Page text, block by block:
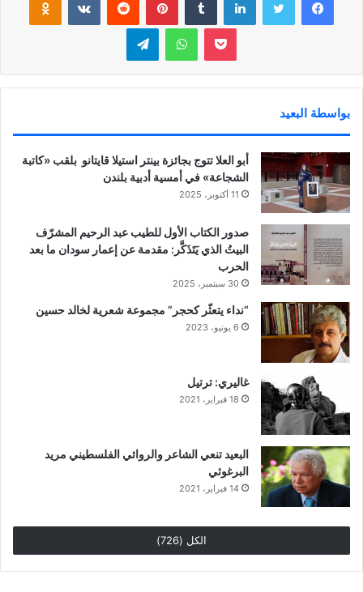
بوكيت واتساب تيلقرام
بواسطة البعيد
أبو العلا تتوج بجائزة بينتر استيلا قايتانو بلقب «كاتبة
الشجاعة» في أمسية أدبية بلندن
11 أكتوبر، 2025
صدور الكتاب الأول للطيب عبد الرحيم المشرّف
البيتُ الذي يَتَذَكَّر: مقدمة عن إعمار سودان ما بعد
الحرب
30 سبتمبر، 2025
“نداء يتعثّر كحجر” مجموعة شعرية لخالد حسين
6 يونيو، 2023
غاليري: ترتيل
18 فبراير، 2021
البعيد تنعي الشاعر والروائي الفلسطيني مريد
البرغوثي
14 فبراير، 2021
الكل (726)